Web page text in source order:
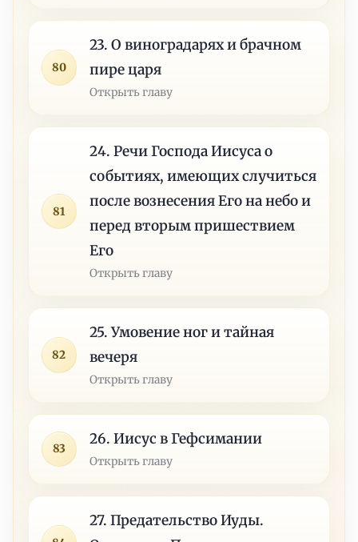
80
23. О виноградарях и брачном
пире царя
Открыть главу
81
24. Речи Господа Иисуса о
событиях, имеющих случиться
после вознесения Его на небо и
перед вторым пришествием
Его
Открыть главу
82
25. Умовение ног и тайная
вечеря
Открыть главу
83
26. Иисус в Гефсимании
Открыть главу
27. Предательство Иуды.